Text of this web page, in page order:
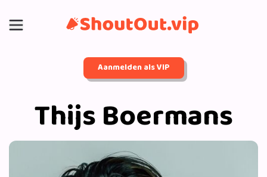
Aanmelden als VIP
Thijs Boermans